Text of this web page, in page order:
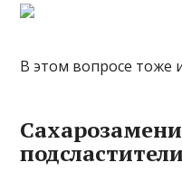
В этом вопросе тоже
подсластители